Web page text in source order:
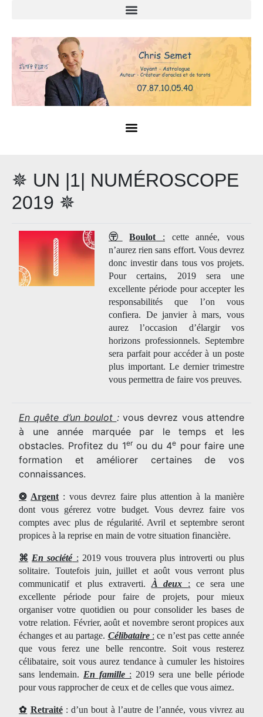
✵ UN |1| NUMÉROSCOPE
2019 ✵
〶 Boulot : cette année, vous
n’aurez rien sans effort. Vous devrez
donc investir dans tous vos projets.
Pour certains, 2019 sera une
excellente période pour accepter les
responsabilités que l’on vous
confiera. De janvier à mars, vous
aurez l’occasion d’élargir vos
horizons professionnels. Septembre
sera parfait pour accéder à un poste
plus important. Le dernier trimestre
vous permettra de faire vos preuves.
En quête d’un boulot :vous devrez vous attendre
à une année marquée par le temps et les
obstacles. Profitez du 1erou du 4e pour faire une
formation et améliorer certaines de vos
connaissances.
❂ Argent : vous devrez faire plus attention à la manière
dont vous gérerez votre budget. Vous devrez faire vos
comptes avec plus de régularité. Avril et septembre seront
propices à la reprise en main de votre situation financière.
⌘ En société: 2019 vous trouvera plus introverti ou plus
solitaire. Toutefois juin, juillet et août vous verront plus
communicatif et plus extraverti.
À deux : ce sera une
excellente période pour faire de projets, pour mieux
organiser votre quotidien ou pour consolider les bases de
votre relation. Février, août et novembre seront propices aux
échanges et au partage. Célibataire: ce n’est pas cette année
que vous ferez une belle rencontre. Soit vous resterez
célibataire, soit vous aurez tendance à cumuler les histoires
sans lendemain. En famille : 2019 sera une belle période
pour vous rapprocher de ceux et de celles que vous aimez.
✿ Retraité: d’un bout à l’autre de l’année, vous vivrez au